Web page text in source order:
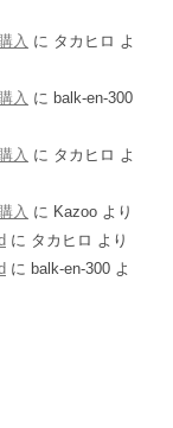
入 に タカヒロ よ
入 に balk-en-300
入 に タカヒロ よ
入 に Kazoo より
に タカヒロ より
に balk-en-300 よ